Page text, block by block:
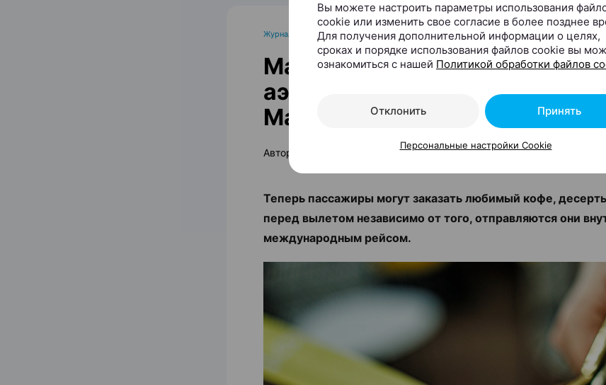
Журнал
Mak.by теперь в
аэропорту: там открылись
Mak.Cafe
Автор:
Теперь пассажиры могут заказать любимый кофе,
перед вылетом независимо от того, отправляются они
международным рейсом.
Вы можете настроить параметры использования
cookie или изменить свое согласие в более позднее
Для получения дополнительной информации о целях,
сроках и порядке использования файлов cookie вы
ознакомиться с нашей Политикой обработки файлов
Отклонить Принять
Персональные настройки Cookie